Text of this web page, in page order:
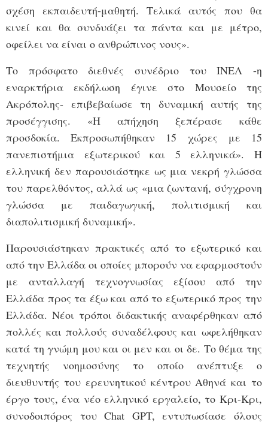
σχέση εκπαιδευτή-μαθητή. Τελικά αυτός που θα
κινεί και θα συνδυάζει τα πάντα και με μέτρο,
οφείλει να είναι ο ανθρώπινος νους».
Το πρόσφατο διεθνές συνέδριο του ΙΝΕΛ -η
εναρκτήρια εκδήλωση έγινε στο Μουσείο της
Ακρόπολης- επιβεβαίωσε τη δυναμική αυτής της
προσέγγισης. «Η απήχηση ξεπέρασε κάθε
προσδοκία. Εκπροσωπήθηκαν 15 χώρες με 15
πανεπιστήμια εξωτερικού και 5 ελληνικά». Η
ελληνική δεν παρουσιάστηκε ως μια νεκρή γλώσσα
του παρελθόντος, αλλά ως «μια ζωντανή, σύγχρονη
γλώσσα με παιδαγωγική, πολιτισμική και
διαπολιτισμική δυναμική».
Παρουσιάστηκαν πρακτικές από το εξωτερικό και
από την Ελλάδα οι οποίες μπορούν να εφαρμοστούν
με ανταλλαγή τεχνογνωσίας εξίσου από την
Ελλάδα προς τα έξω και από το εξωτερικό προς την
Ελλάδα. Νέοι τρόποι διδακτικής αναφέρθηκαν από
πολλές και πολλούς συναδέλφους και ωφελήθηκαν
κατά τη γνώμη μου και οι μεν και οι δε. Το θέμα της
τεχνητής νοημοσύνης το οποίο ανέπτυξε ο
διευθυντής του ερευνητικού κέντρου Αθηνά και το
έργο τους, ένα νέο ελληνικό εργαλείο, το Κρι-Κρι,
συνοδοιπόρος του Chat GPT, εντυπωσίασε όλους